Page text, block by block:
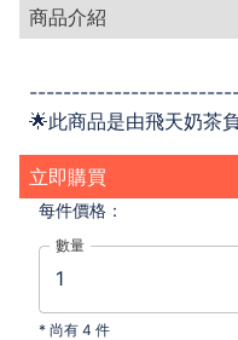
商品介紹
🌟此商品是由飛天奶茶
立即購買
每件價格：
數量
* 尚有 4 件